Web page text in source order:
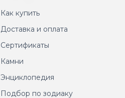
Как купить
Доставка и оплата
Сертификаты
Камни
Энциклопедия
Подбор по зодиаку